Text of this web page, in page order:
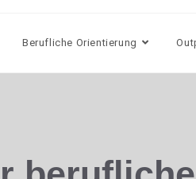
Berufliche Orientierung